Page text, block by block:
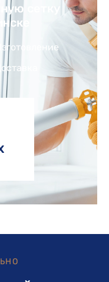
сетку
Изготовление
Доставка